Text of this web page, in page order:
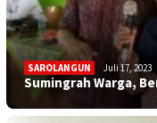
SAROLANGUN Juli 17, 2023
Sumingrah Warga,